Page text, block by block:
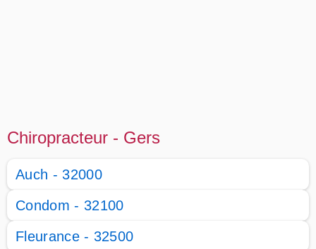
Chiropracteur - Gers
Auch - 32000
Condom - 32100
Fleurance - 32500